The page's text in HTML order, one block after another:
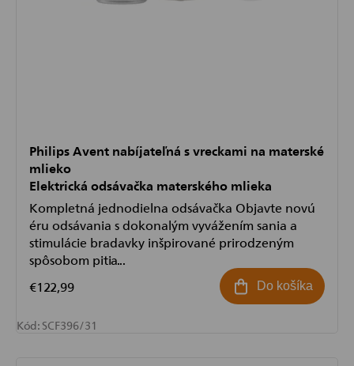
Philips Avent nabíjateľná s vreckami na materské
mlieko
Elektrická odsávačka materského mlieka
€122,99 Do košíka
Kompletná jednodielna odsávačka Objavte novú
éru odsávania s dokonalým vyvážením sania a
stimulácie bradavky inšpirované prirodzeným
spôsobom pitia...
Kód: SCF396/31